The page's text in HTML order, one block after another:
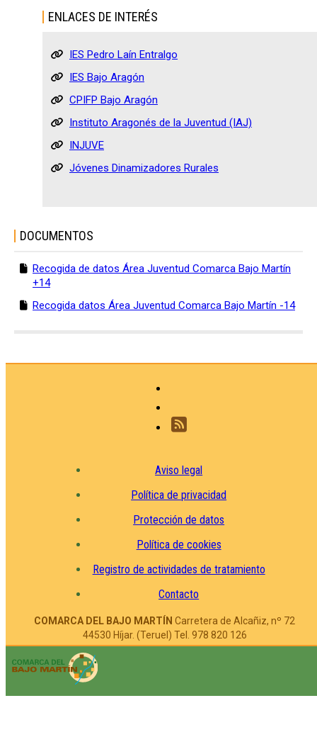
ENLACES DE INTERÉS
IES Pedro Laín Entralgo
IES Bajo Aragón
CPIFP Bajo Aragón
Instituto Aragonés de la Juventud (IAJ)
INJUVE
Jóvenes Dinamizadores Rurales
DOCUMENTOS
Recogida de datos Área Juventud Comarca Bajo Martín
+14
Recogida datos Área Juventud Comarca Bajo Martín -14
Aviso legal
Política de privacidad
Protección de datos
Política de cookies
Registro de actividades de tratamiento
Contacto
COMARCA DEL BAJO MARTÍN Carretera de Alcañiz, nº 72
44530 Híjar. (Teruel) Tel. 978 820 126